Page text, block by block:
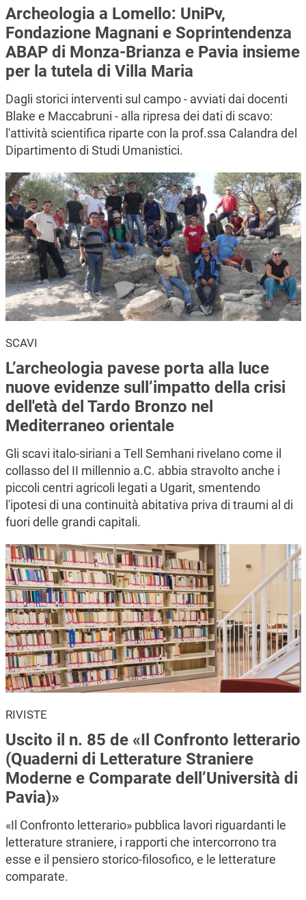
Archeologia a Lomello: UniPv,
Fondazione Magnani e Soprintendenza
ABAP di Monza-Brianza e Pavia insieme
per la tutela di Villa Maria
Dagli storici interventi sul campo - avviati dai docenti
Blake e Maccabruni - alla ripresa dei dati di scavo:
l'attività scientifica riparte con la prof.ssa Calandra del
Dipartimento di Studi Umanistici.
SCAVI
L’archeologia pavese porta alla luce
nuove evidenze sull’impatto della crisi
dell'età del Tardo Bronzo nel
Mediterraneo orientale
Gli scavi italo-siriani a Tell Semhani rivelano come il
collasso del II millennio a.C. abbia stravolto anche i
piccoli centri agricoli legati a Ugarit, smentendo
l'ipotesi di una continuità abitativa priva di traumi al di
fuori delle grandi capitali.
RIVISTE
Uscito il n. 85 de «Il Confronto letterario
(Quaderni di Letterature Straniere
Moderne e Comparate dell’Università di
Pavia)»
«Il Confronto letterario» pubblica lavori riguardanti le
letterature straniere, i rapporti che intercorrono tra
esse e il pensiero storico-filosofico, e le letterature
comparate.